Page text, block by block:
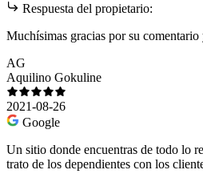
Respuesta del propietario:
Muchísimas gracias por su
AG
Aquilino Gokuline
2021-08-26
Google
Un sitio donde encuentras de todo lo
trato de los dependientes con los